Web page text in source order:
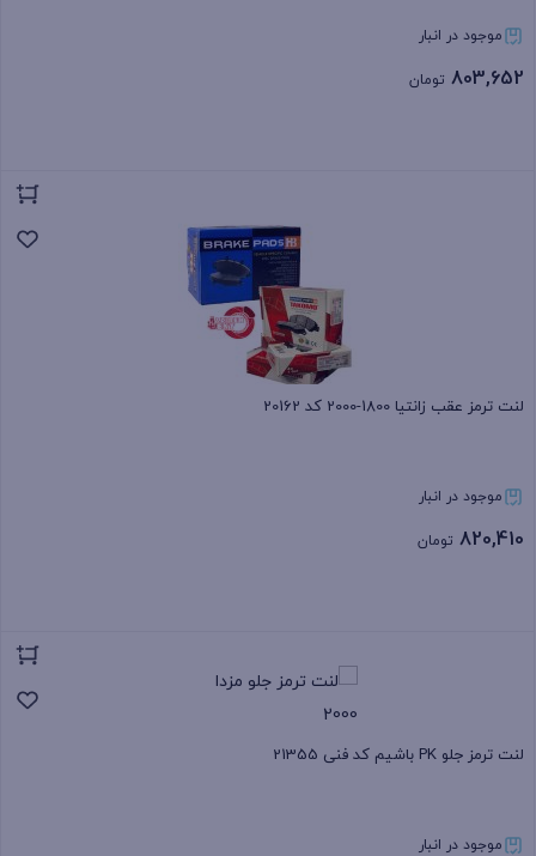
موجود در انبار
803,652 تومان
لنت ترمز عقب زانتیا 1800-2000 کد 20162
موجود در انبار
820,410 تومان
لنت ترمز جلو PK باشیم کد فنی 21355
موجود در انبار